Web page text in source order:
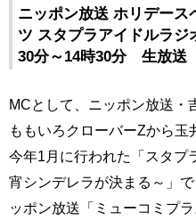
ニッポン放送 ホリデー
ツ スタプラアイドルラジ
30分～14時30分 生放送
MCとして、ニッポン放送・
ももいろクローバーZから玉
今年1月に行われた「スタプ
宵シンデレラが決まる～」
ッポン放送「ミューコミプ